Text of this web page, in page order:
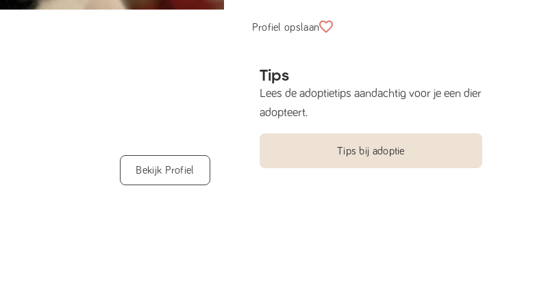
Bekijk Profiel
Profiel opslaan
Tips
Lees de adoptietips aandachtig voor je een dier
adopteert.
Tips bij adoptie